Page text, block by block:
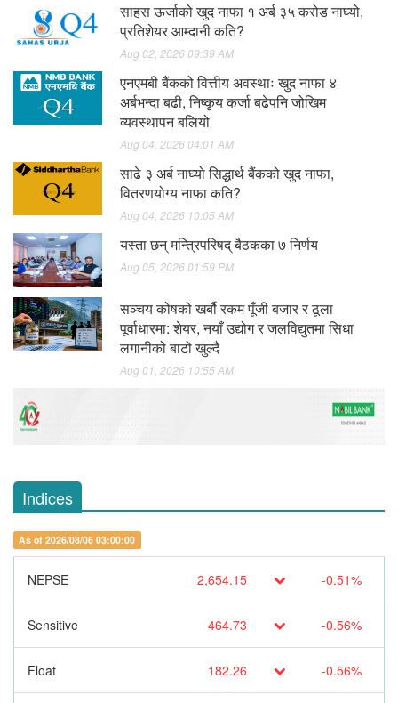
साहस ऊर्जाको खुद नाफा १ अर्ब ३५ करोड नाघ्यो,
प्रतिशेयर आम्दानी कति?
Aug 02, 2026 09:39 AM
एनएमबी बैंकको वित्तीय अवस्थाः खुद नाफा ४
अर्बभन्दा बढी, निष्कृय कर्जा बढेपनि जोखिम
व्यवस्थापन बलियो
Aug 04, 2026 04:01 AM
साढे ३ अर्ब नाघ्यो सिद्धार्थ बैंकको खुद नाफा,
वितरणयोग्य नाफा कति?
Aug 04, 2026 10:05 AM
यस्ता छन् मन्त्रिपरिषद् बैठकका ७ निर्णय
Aug 05, 2026 01:59 PM
सञ्चय कोषको खर्बौ रकम पूँजी बजार र ठूला
पूर्वाधारमा: शेयर, नयाँ उद्योग र जलविद्युतमा सिधा
लगानीको बाटो खुल्दै
Aug 01, 2026 10:55 AM
Indices
As of 2026/08/06 03:00:00
NEPSE 2,654.15 -0.51%
Sensitive 464.73 -0.56%
Float 182.26 -0.56%